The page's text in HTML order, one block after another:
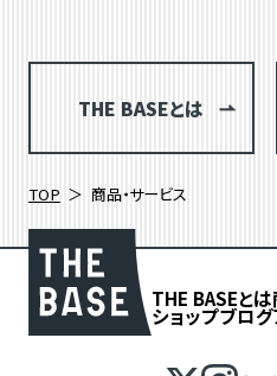
THE BASEとは
TOP 商品・サービス
THE BASEとは
ショップブログ